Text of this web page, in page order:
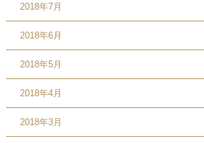
2018年7月
2018年6月
2018年5月
2018年4月
2018年3月